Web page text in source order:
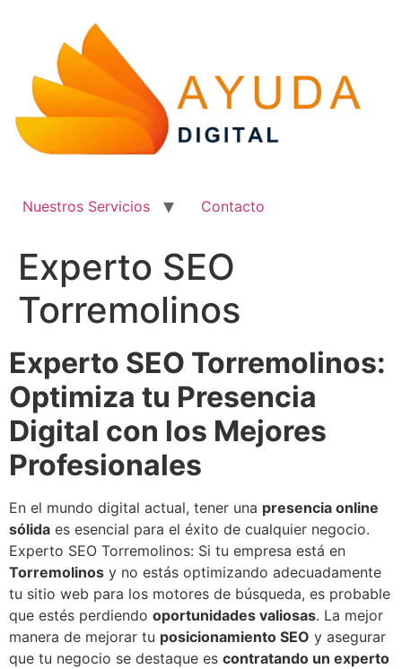
contenido
Nuestros Servicios Contacto
Experto SEO
Torremolinos
Experto SEO Torremolinos:
Optimiza tu Presencia
Digital con los Mejores
Profesionales
En el mundo digital actual, tener una presencia online
sólida es esencial para el éxito de cualquier negocio.
Experto SEO Torremolinos: Si tu empresa está en
Torremolinos y no estás optimizando adecuadamente
tu sitio web para los motores de búsqueda, es probable
que estés perdiendo oportunidades valiosas. La mejor
manera de mejorar tu posicionamiento SEO y asegurar
que tu negocio se destaque es contratando un experto